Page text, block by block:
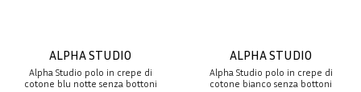
ALPHA STUDIO
Alpha Studio polo in crepe di
cotone blu notte senza bottoni
ALPHA STUDIO
Alpha Studio polo in crepe di
cotone bianco senza bottoni